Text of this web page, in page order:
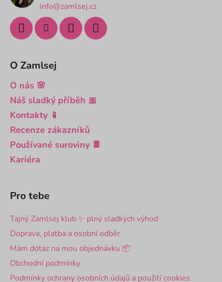
info@zamlsej.cz
O Zamlsej
O nás 🌸
Náš sladký příběh 🎀
Kontakty 📱
Recenze zákazníků
Používané suroviny 🍫
Kariéra
Pro tebe
Tajný Zamlsej klub ✨ plný sladkých výhod
Doprava, platba a osobní odběr
Mám dotaz na mou objednávku 📦
Obchodní podmínky
Podmínky ochrany osobních údajů a použití cookies